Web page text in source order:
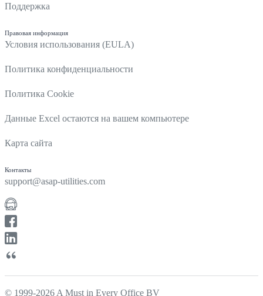
Поддержка
Правовая информация
Условия использования (EULA)
Политика конфиденциальности
Политика Cookie
Данные Excel остаются на вашем компьютере
Карта сайта
Контакты
support@asap-utilities.com
© 1999-2026 A Must in Every Office BV